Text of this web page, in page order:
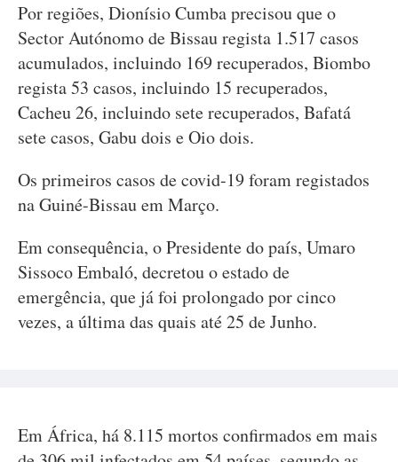
Por regiões, Dionísio Cumba precisou que o
Sector Autónomo de Bissau regista 1.517 casos
acumulados, incluindo 169 recuperados, Biombo
regista 53 casos, incluindo 15 recuperados,
Cacheu 26, incluindo sete recuperados, Bafatá
sete casos, Gabu dois e Oio dois.
Os primeiros casos de covid-19 foram registados
na Guiné-Bissau em Março.
Em consequência, o Presidente do país, Umaro
Sissoco Embaló, decretou o estado de
emergência, que já foi prolongado por cinco
vezes, a última das quais até 25 de Junho.
Em África, há 8.115 mortos confirmados em mais